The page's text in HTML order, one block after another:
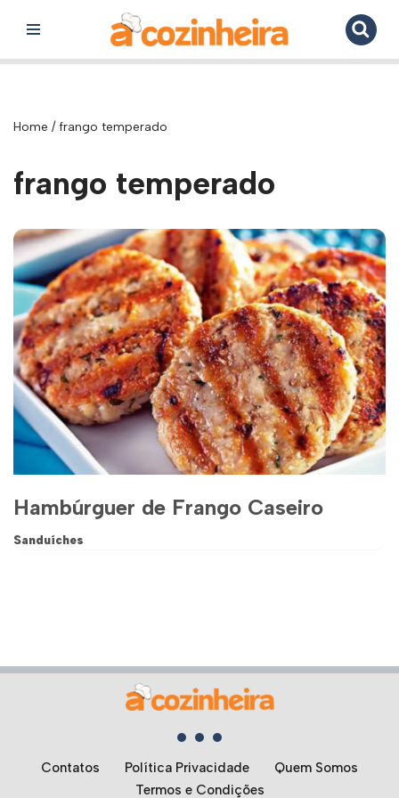
para
Home /frango temperado
frango temperado
Hambúrguer de Frango Caseiro
Sanduíches
Contatos Política Privacidade
Quem Somos
Termos e Condições